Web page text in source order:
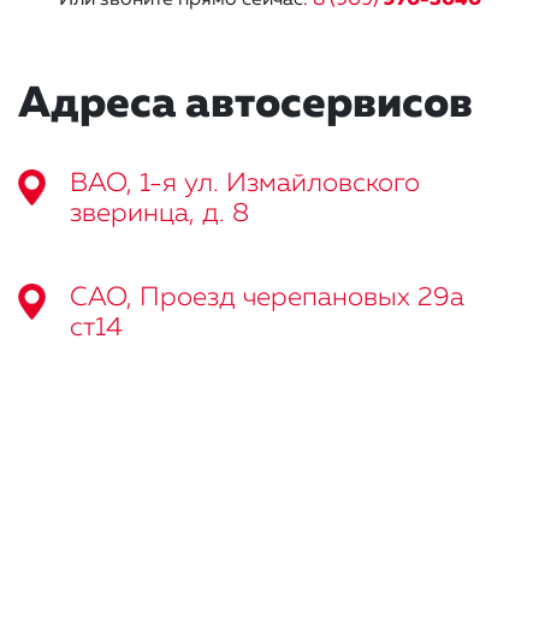
Адреса автосервисов
ВАО, 1-я ул. Измайловского
зверинца, д. 8
САО, Проезд черепановых 29а
ст14